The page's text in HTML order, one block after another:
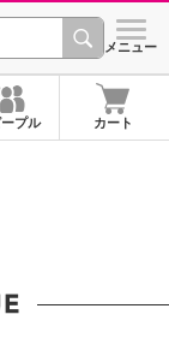
ショッ
メニュー
プル カート